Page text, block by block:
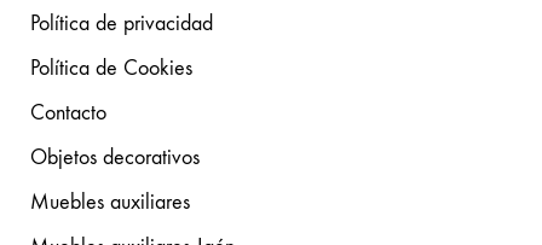
Política de privacidad
Política de Cookies
Contacto
Objetos decorativos
Muebles auxiliares